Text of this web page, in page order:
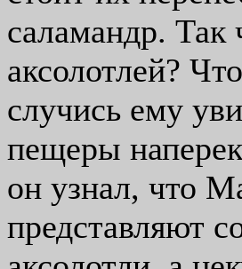
саламандр. Так
аксолотлей?
случись ему
пещеры
он узнал, что
представляют